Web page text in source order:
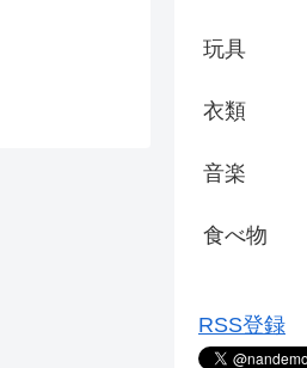
玩具
衣類
音楽
食べ物
RSS登録